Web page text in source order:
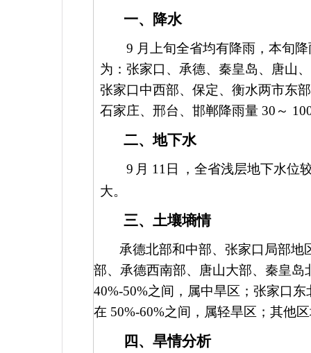
一、降水
9 月上旬全省均有降雨，本旬
为：张家口、承德、秦皇岛、唐山
张家口中西部、保定、衡水两市东
石家庄、邢台、邯郸降雨量 30 ～
二、地下水
9 月 11 日
，全省浅层地下水位
大。
三、土壤墒情
承德北部和中部、张家口局部
部、承德西南部、唐山大部、秦皇
40%-50%之间，属中旱区；张家口
在 50%-60%之间，属轻旱区；其他
四、旱情分析